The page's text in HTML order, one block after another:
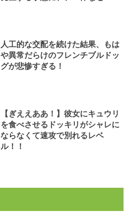
人工的な交配を続けた結果、もは
や異常だらけのフレンチブルドッ
グが悲惨すぎる！
【ぎええああ！】彼女にキュウリ
を食べさせるドッキリがシャレに
ならなくて速攻で別れるレベ
ル！！